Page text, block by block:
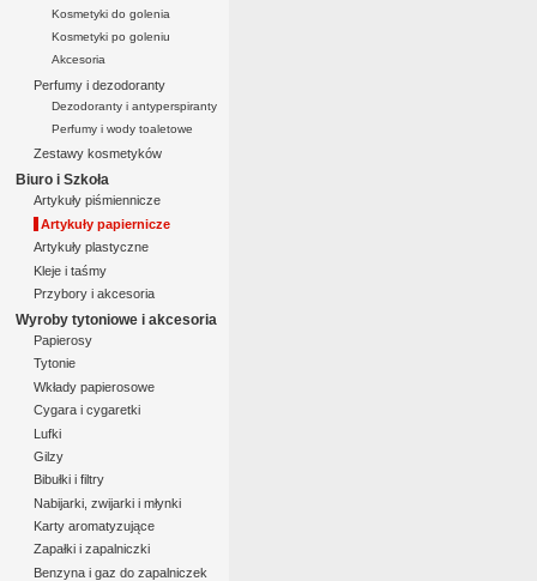
Kosmetyki do golenia
Kosmetyki po goleniu
Akcesoria
Perfumy i dezodoranty
Dezodoranty i antyperspiranty
Perfumy i wody toaletowe
Zestawy kosmetyków
Biuro i Szkoła
Artykuły piśmiennicze
Artykuły papiernicze
Artykuły plastyczne
Kleje i taśmy
Przybory i akcesoria
Wyroby tytoniowe i akcesoria
Papierosy
Tytonie
Wkłady papierosowe
Cygara i cygaretki
Lufki
Gilzy
Bibułki i filtry
Nabijarki, zwijarki i młynki
Karty aromatyzujące
Zapałki i zapalniczki
Benzyna i gaz do zapalniczek